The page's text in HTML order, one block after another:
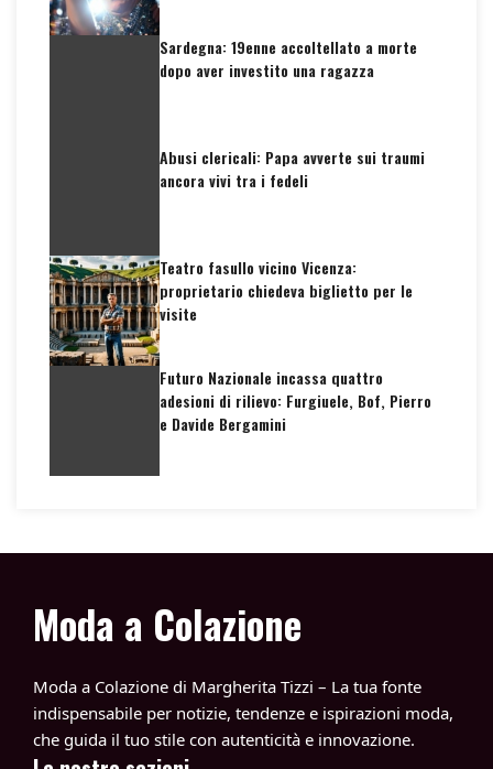
Sardegna: 19enne accoltellato a morte
dopo aver investito una ragazza
Abusi clericali: Papa avverte sui traumi
ancora vivi tra i fedeli
Teatro fasullo vicino Vicenza:
proprietario chiedeva biglietto per le
visite
Futuro Nazionale incassa quattro
adesioni di rilievo: Furgiuele, Bof, Pierro
e Davide Bergamini
Moda a Colazione
Moda a Colazione di Margherita Tizzi – La tua fonte
indispensabile per notizie, tendenze e ispirazioni moda,
che guida il tuo stile con autenticità e innovazione.